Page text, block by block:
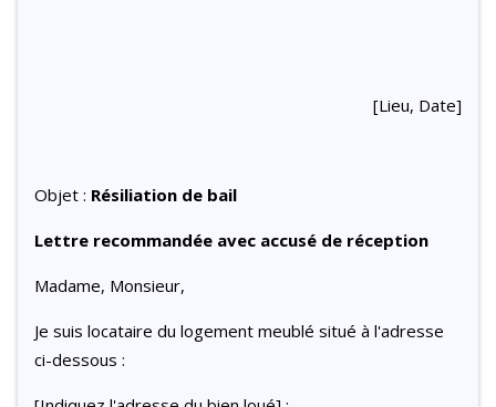
[Lieu, Date]
Objet : Résiliation de bail
Lettre recommandée avec accusé de réception
Madame, Monsieur,
Je suis locataire du logement meublé situé à l'adresse
ci-dessous :